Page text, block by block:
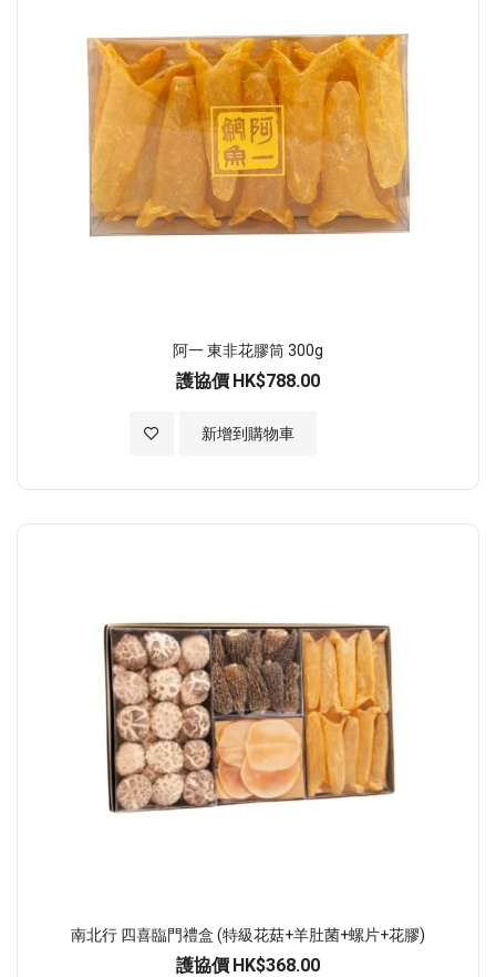
阿一 東非花膠筒 300g
護協價 HK$788.00
新增到購物車
加入至願望清單
南北行 四喜臨門禮盒 (特級花菇+羊肚菌+螺片+花膠)
護協價 HK$368.00